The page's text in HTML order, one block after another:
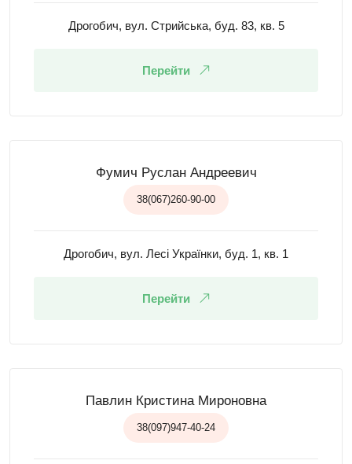
Дрогобич, вул. Стрийська, буд. 83, кв. 5
Перейти
Фумич Руслан Андреевич
38(067)260-90-00
Дрогобич, вул. Лесі Українки, буд. 1, кв. 1
Перейти
Павлин Кристина Мироновна
38(097)947-40-24